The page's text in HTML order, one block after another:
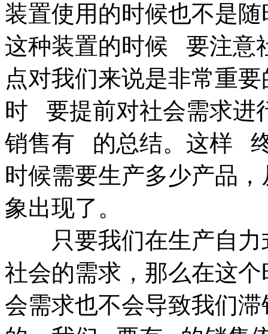
装置使用的时候也不是
这种装置的时候 要注意
点对我们来说是非常重
时 要提前对社会需求进
销售有 的总结。这样
时候需要生产多少产品
象出现了。
只要我们在生产自力
社会的需求，那么在这
会需求也不会导致我们